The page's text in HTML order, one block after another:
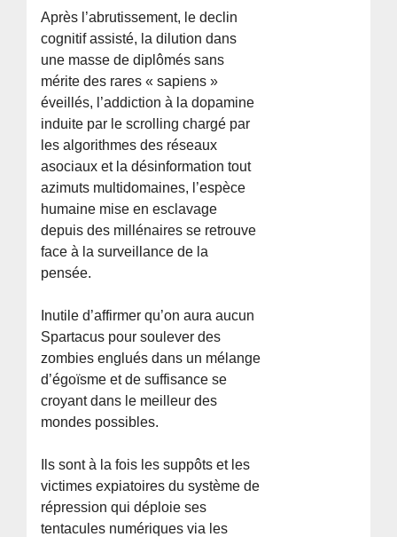
Après l’abrutissement, le declin
cognitif assisté, la dilution dans
une masse de diplômés sans
mérite des rares « sapiens »
éveillés, l’addiction à la dopamine
induite par le scrolling chargé par
les algorithmes des réseaux
asociaux et la désinformation tout
azimuts multidomaines, l’espèce
humaine mise en esclavage
depuis des millénaires se retrouve
face à la surveillance de la
pensée.
Inutile d’affirmer qu’on aura aucun
Spartacus pour soulever des
zombies englués dans un mélange
d’égoïsme et de suffisance se
croyant dans le meilleur des
mondes possibles.
Ils sont à la fois les suppôts et les
victimes expiatoires du système de
répression qui déploie ses
tentacules numériques via les